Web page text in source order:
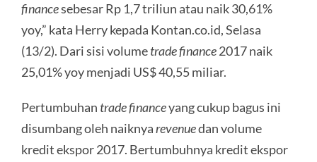
financesebesar Rp 1,7 triliun atau naik 30,61%
yoy,” kata Herry kepada Kontan.co.id, Selasa
(13/2). Dari sisi volumetrade finance2017 naik
25,01% yoy menjadi US$ 40,55 miliar.
Pertumbuhan trade financeyang cukup bagus ini
disumbang oleh naiknyarevenuedan volume
kredit ekspor 2017. Bertumbuhnya kredit ekspor